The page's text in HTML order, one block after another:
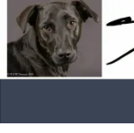
Skip to content